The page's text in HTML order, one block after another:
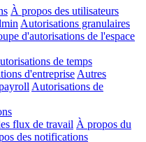
À propos des utilisateurs
Autorisations granulaires
d'autorisations de l'espace
de temps
d'entreprise Autres
Autorisations de
flux de travail À propos du
des notifications